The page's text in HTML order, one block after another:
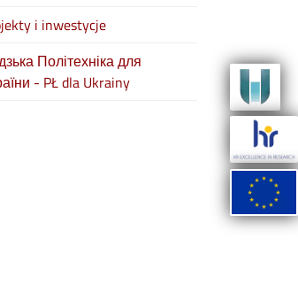
i inwestycje
Політехніка для
- PŁ dla Ukrainy